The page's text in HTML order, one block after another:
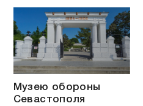
Музею обороны
Севастополя